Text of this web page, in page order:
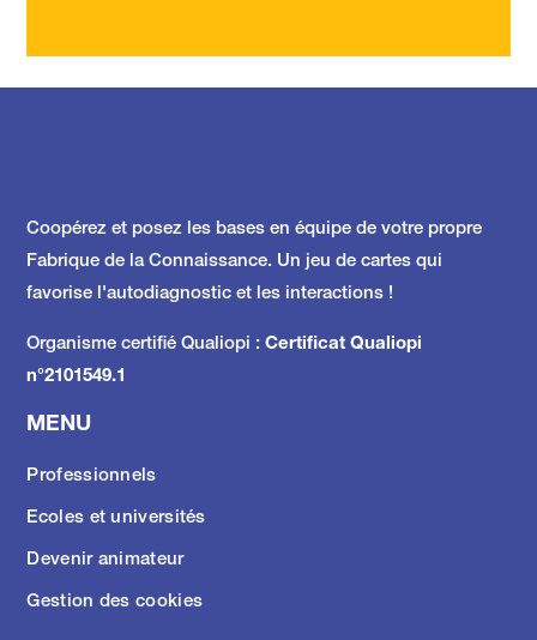
Coopérez et posez les bases en équipe de votre propre
Fabrique de la Connaissance. Un jeu de cartes qui
favorise l'autodiagnostic et les interactions !
Organisme certifié Qualiopi :Certificat Qualiopi
n°2101549.1
MENU
Professionnels
Ecoles et universités
Devenir animateur
Gestion des cookies